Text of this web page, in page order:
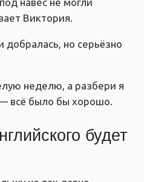
Виктория.
но серьёзно
неделю, а разбери я
всё было бы хорошо.
будет